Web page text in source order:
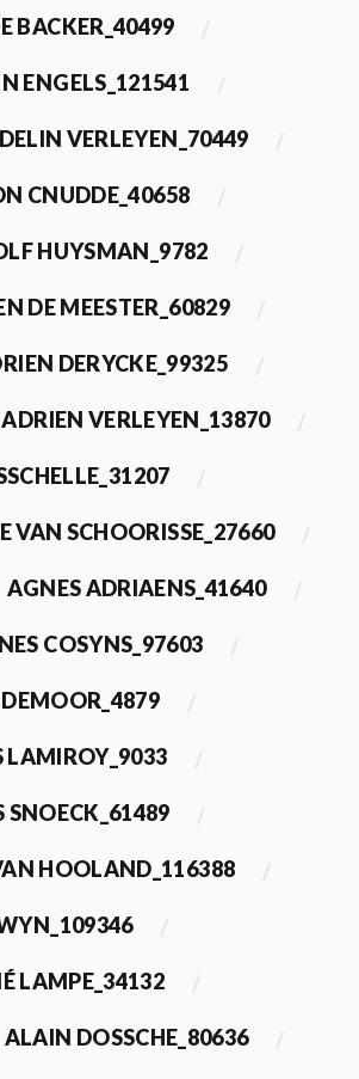
BACKER_40499
ENGELS_121541
VERLEYEN_70449
CNUDDE_40658
HUYSMAN_9782
DE MEESTER_60829
DERYCKE_99325
ADRIEN VERLEYEN_13870
VAN SCHOORISSE_27660
AGNES ADRIAENS_41640
COSYNS_97603
LAMIROY_9033
SNOECK_61489
HOOLAND_116388
LAMPE_34132
ALAIN DOSSCHE_80636